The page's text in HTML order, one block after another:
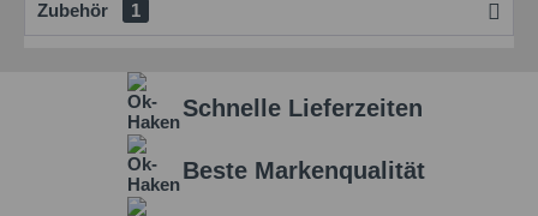
Zubehör 1
Schnelle Lieferzeiten
Beste Markenqualität